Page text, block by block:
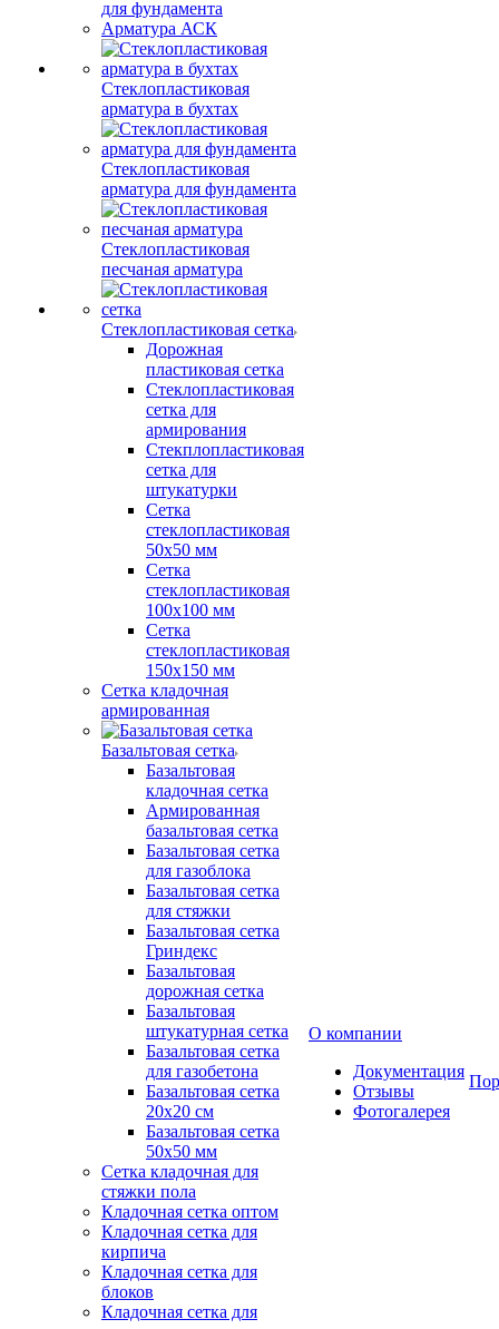
для фундамента
Арматура АСК
Стеклопластиковая
арматура в бухтах
Стеклопластиковая
арматура для фундамента
Стеклопластиковая
песчаная арматура
Стеклопластиковая сетка
Дорожная
пластиковая сетка
Стеклопластиковая
сетка для
армирования
Стекплопластиковая
сетка для
штукатурки
Сетка
стеклопластиковая
50x50 мм
Сетка
стеклопластиковая
100x100 мм
Сетка
стеклопластиковая
150x150 мм
Сетка кладочная
армированная
Базальтовая сетка
Базальтовая
кладочная сетка
Армированная
базальтовая сетка
Базальтовая сетка
для газоблока
Базальтовая сетка
для стяжки
Базальтовая сетка
Гриндекс
Базальтовая
дорожная сетка
Базальтовая
штукатурная сетка
Базальтовая сетка
для газобетона
Базальтовая сетка
20x20 см
Базальтовая сетка
50x50 мм
Сетка кладочная для
стяжки пола
Кладочная сетка оптом
Кладочная сетка для
кирпича
Кладочная сетка для
блоков
Кладочная сетка для
О компании
Документация
Отзывы
Фотогалерея